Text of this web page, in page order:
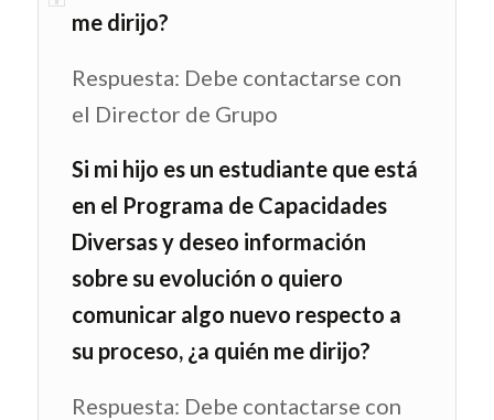
me dirijo?
Respuesta: Debe contactarse con
el Director de Grupo
Si mi hijo es un estudiante que está
en el Programa de Capacidades
Diversas y deseo información
sobre su evolución o quiero
comunicar algo nuevo respecto a
su proceso, ¿a quién me dirijo?
Respuesta: Debe contactarse con